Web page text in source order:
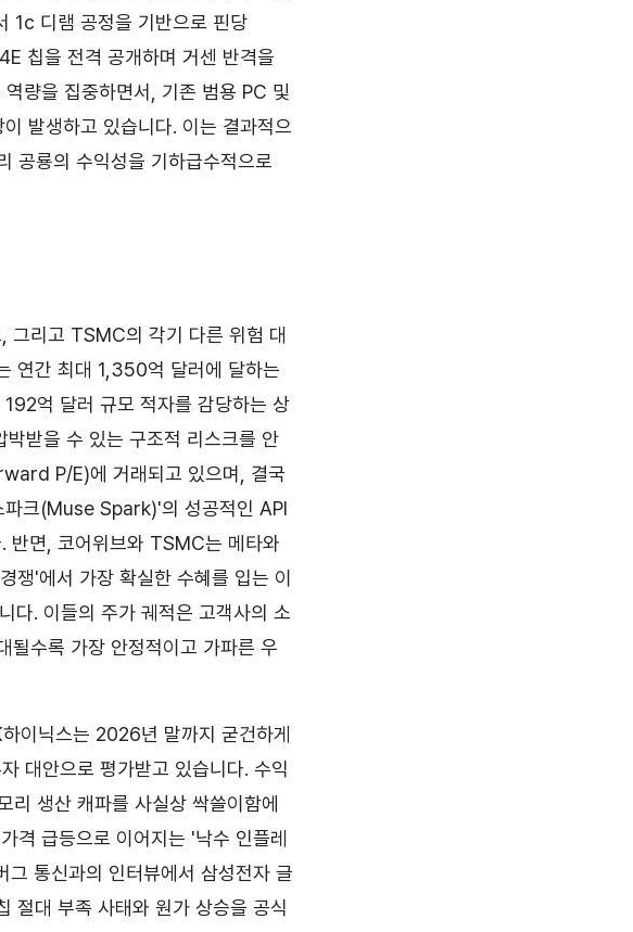
1c 디램 공정을 기반으로 핀당
칩을 전격 공개하며 거센 반격을
량을 집중하면서, 기존 범용 PC 및
발생하고 있습니다. 이는 결과적으
공룡의 수익성을 기하급수적으로
그리고 TSMC의 각기 다른 위험 대
연간 최대 1,350억 달러에 달하는
억 달러 규모 적자를 감당하는 상
받을 수 있는 구조적 리스크를 안
P/E)에 거래되고 있으며, 결국
파크(Muse Spark)'의 성공적인 API
반면, 코어위브와 TSMC는 메타와
쟁'에서 가장 확실한 수혜를 입는 이
다. 이들의 주가 궤적은 고객사의 소
될수록 가장 안정적이고 가파른 우
이닉스는 2026년 말까지 굳건하게
대안으로 평가받고 있습니다. 수익
생산 캐파를 사실상 싹쓸이함에
격 급등으로 이어지는 '낙수 인플레
통신과의 인터뷰에서 삼성전자 글
절대 부족 사태와 원가 상승을 공식